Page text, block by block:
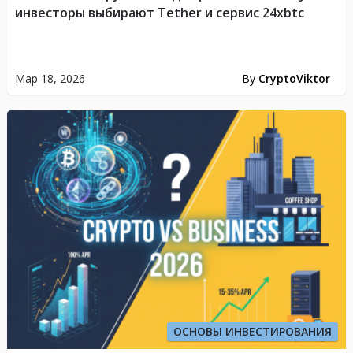
Мар 18, 2026 By CryptoViktor
инвесторы выбирают Tether и сервис 24xbtc
ОСНОВЫ ИНВЕСТИРОВАНИЯ